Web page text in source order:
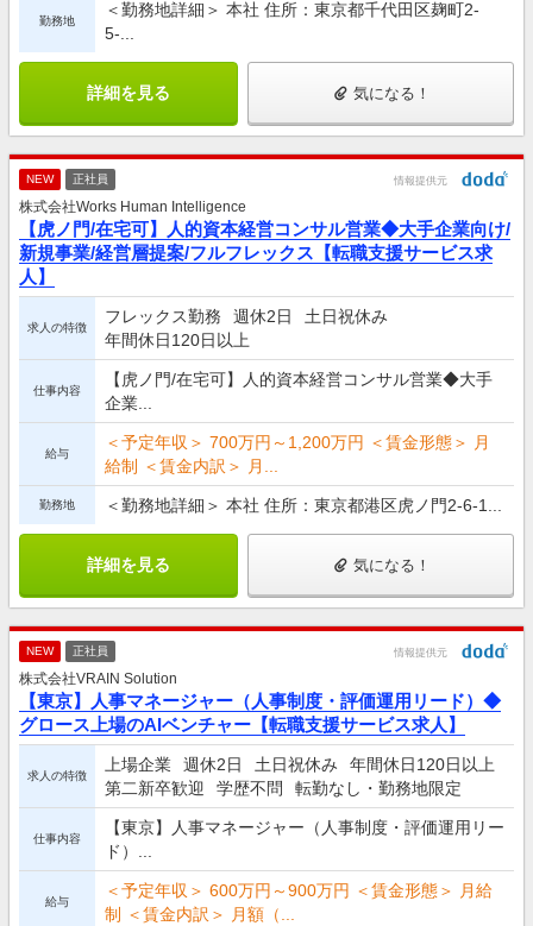
勤務地
＜勤務地詳細＞ 本社 住所：東京都千代田区麹町2-
5-...
詳細を見る 気になる！
NEW 正社員 情報提供元
株式会社Works Human Intelligence
【虎ノ門/在宅可】人的資本経営コンサル営業◆大手企業向け/
新規事業/経営層提案/フルフレックス【転職支援サービス求
人】
求人の特徴
フレックス勤務 週休2日
土日祝休み
年間休日120日以上
仕事内容
【虎ノ門/在宅可】人的資本経営コンサル営業◆大手
企業...
給与
＜予定年収＞ 700万円～1,200万円 ＜賃金形態＞ 月
給制 ＜賃金内訳＞ 月...
勤務地 ＜勤務地詳細＞ 本社 住所：東京都港区虎ノ門2-6-1...
詳細を見る 気になる！
NEW 正社員 情報提供元
株式会社VRAIN Solution
【東京】人事マネージャー（人事制度・評価運用リード）◆
グロース上場のAIベンチャー【転職支援サービス求人】
求人の特徴
上場企業 週休2日 土日祝休み
年間休日120日以上
第二新卒歓迎
学歴不問 転勤なし・勤務地限定
仕事内容
【東京】人事マネージャー（人事制度・評価運用リー
ド）...
給与
＜予定年収＞ 600万円～900万円 ＜賃金形態＞ 月給
制 ＜賃金内訳＞ 月額（...